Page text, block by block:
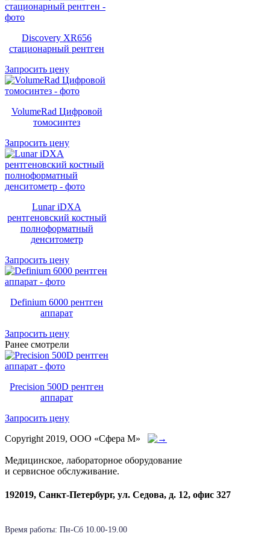
Discovery XR656
стационарный рентген
Запросить цену
VolumeRad Цифровой
томосинтез
Запросить цену
Lunar iDXA
рентгеновский костный
полноформатный
денситометр
Запросить цену
Definium 6000 рентген
аппарат
Запросить цену
Ранее смотрели
Precision 500D рентген
аппарат
Запросить цену
Copyright 2019, ООО «Сфера М»
Медицинское, лабораторное оборудование
и сервисное обслуживание.
192019, Санкт-Петербург, ул. Седова, д. 12, офис 327
Время работы: Пн-Cб 10.00-19.00